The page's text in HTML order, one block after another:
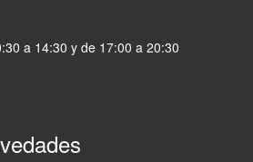
a 14:30 y de 17:00 a 20:30